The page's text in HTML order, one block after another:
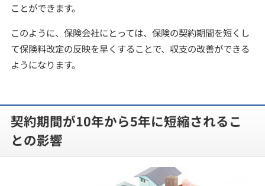
ことができます。
このように、保険会社にとっては、保険の契約期間を短くし
て保険料改定の反映を早くすることで、収支の改善ができる
ようになります。
契約期間が10年から5年に短縮されるこ
との影響